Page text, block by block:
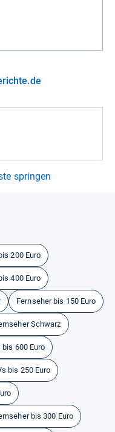
springen
200 Euro
400 Euro
Fernseher bis 150 Euro
Schwarz
600 Euro
bis 250 Euro
bis 300 Euro